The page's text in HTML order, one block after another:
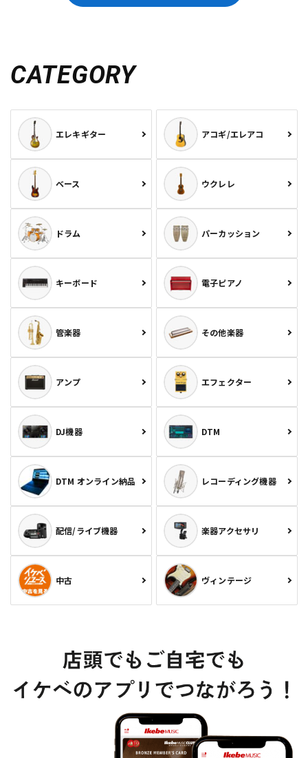
CATEGORY
エレキギター アコギ/エレアコ
ベース ウクレレ
ドラム パーカッション
キーボード 電子ピアノ
管楽器 その他楽器
アンプ エフェクター
DJ機器 DTM
DTM オンライン納品 レコーディング機器
配信/ライブ機器 楽器アクセサリ
中古 ヴィンテージ